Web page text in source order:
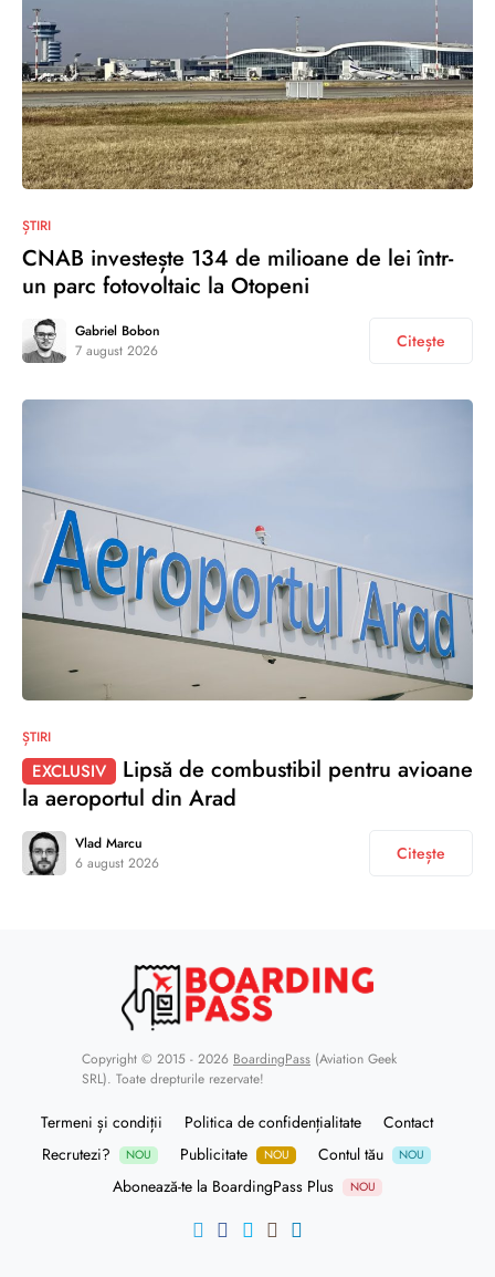
ȘTIRI
CNAB investește 134 de milioane de lei într-
un parc fotovoltaic la Otopeni
Gabriel Bobon
7 august 2026
Citește
ȘTIRI
EXCLUSIV
Lipsă de combustibil pentru avioane
la aeroportul din Arad
Vlad Marcu
6 august 2026
Citește
Copyright © 2015 - 2026 BoardingPass (Aviation Geek
SRL). Toate drepturile rezervate!
Termeni și condiții Politica de confidențialitate
Contact
Recrutezi?
NOU Publicitate NOU Contul tău NOU
Abonează-te la BoardingPass Plus NOU